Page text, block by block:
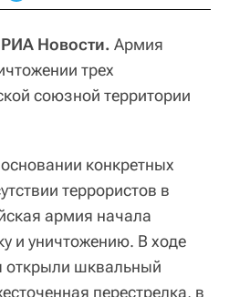
Новости. Армия
трех
союзной территории
конкретных
террористов в
армия начала
и уничтожению. В ходе
открыли шквальный
перестрелка, в